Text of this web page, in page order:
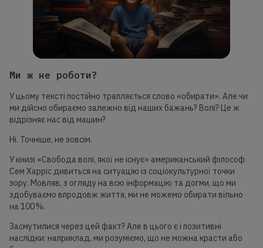
Ми ж не роботи?
У цьому тексті постійно трапляється слово «обирати». Але чи
ми дійсно обираємо залежно від наших бажань? Волі? Це ж
відрізняє нас від машин?
Ні. Точніше, не зовсім.
У книзі «Свобода волі, якої не існує» американський філософ
Сем Харріс дивиться на ситуацію із соціокультурної точки
зору. Мовляв, з огляду на всю інформацію та догми, що ми
здобуваємо впродовж життя, ми не можемо обирати вільно
на 100 %.
Засмутилися через цей факт? Але в цього є і позитивні
наслідки: наприклад, ми розуміємо, що не можна красти або